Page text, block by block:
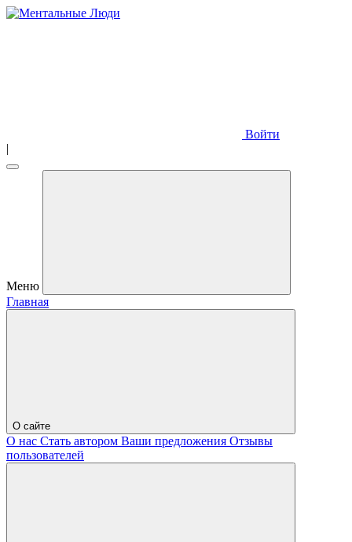
Войти
|
Меню
Главная
О сайте
О нас Стать автором Ваши предложения Отзывы
пользователей